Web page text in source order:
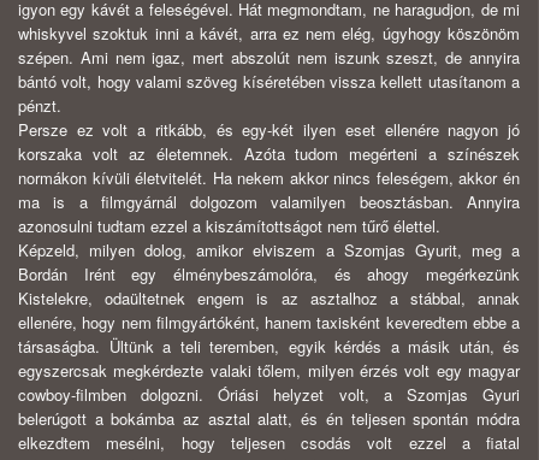
igyon egy kávét a feleségével. Hát megmondtam, ne haragudjon, de mi
whiskyvel szoktuk inni a kávét, arra ez nem elég, úgyhogy köszönöm
szépen. Ami nem igaz, mert abszolút nem iszunk szeszt, de annyira
bántó volt, hogy valami szöveg kíséretében vissza kellett utasítanom a
pénzt.
Persze ez volt a ritkább, és egy-két ilyen eset ellenére nagyon jó
korszaka volt az életemnek. Azóta tudom megérteni a színészek
normákon kívüli életvitelét. Ha nekem akkor nincs feleségem, akkor én
ma is a filmgyárnál dolgozom valamilyen beosztásban. Annyira
azonosulni tudtam ezzel a kiszámítottságot nem tűrő élettel.
Képzeld, milyen dolog, amikor elviszem a Szomjas Gyurit, meg a
Bordán Irént egy élménybeszámolóra, és ahogy megérkezünk
Kistelekre, odaültetnek engem is az asztalhoz a stábbal, annak
ellenére, hogy nem filmgyártóként, hanem taxisként keveredtem ebbe a
társaságba. Ültünk a teli teremben, egyik kérdés a másik után, és
egyszercsak megkérdezte valaki tőlem, milyen érzés volt egy magyar
cowboy-filmben dolgozni. Óriási helyzet volt, a Szomjas Gyuri
belerúgott a bokámba az asztal alatt, és én teljesen spontán módra
elkezdtem mesélni, hogy teljesen csodás volt ezzel a fiatal